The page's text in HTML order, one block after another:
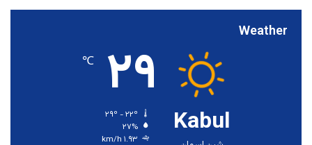
Weather
Kabul
۲۹ ℃
۲۷%
۱.۹۳ km/h